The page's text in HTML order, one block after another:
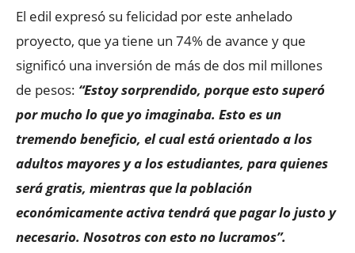
El edil expresó su felicidad por este anhelado
proyecto, que ya tiene un 74% de avance y que
significó una inversión de más de dos mil millones
de pesos: “Estoy sorprendido, porque esto superó
por mucho lo que yo imaginaba. Esto es un
tremendo beneficio, el cual está orientado a los
adultos mayores y a los estudiantes, para quienes
será gratis, mientras que la población
económicamente activa tendrá que pagar lo justo y
necesario. Nosotros con esto no lucramos”.